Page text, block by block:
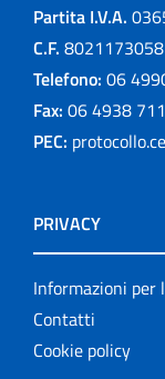
Partita I.V.A.
C.F.
Telefono: 06
Fax: 06 4938
PEC:
PRIVACY
Informazioni per
Contatti
Cookie policy